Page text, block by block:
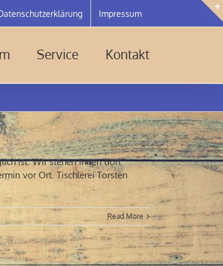
Impressum
Service Kontakt
ist. Wir stehen Ihnen dort
vor Ort. Tischlerei Torsten
Read More